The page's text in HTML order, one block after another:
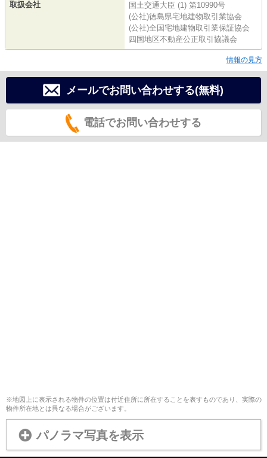
取扱会社
国土交通大臣 (1) 第10990号
(公社)徳島県宅地建物取引業協会
(公社)全国宅地建物取引業保証協会
四国地区不動産公正取引協議会
情報の見方
メールでお問い合わせする(無料)
電話でお問い合わせする
※地図上に表示される物件の位置は付近住所に所在することを表すものであり、実際の
物件所在地とは異なる場合がございます。
パノラマ写真を表示